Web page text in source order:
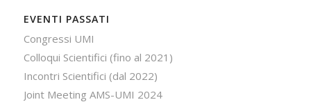
EVENTI PASSATI
Congressi UMI
Colloqui Scientifici (fino al 2021)
Incontri Scientifici (dal 2022)
Joint Meeting AMS-UMI 2024